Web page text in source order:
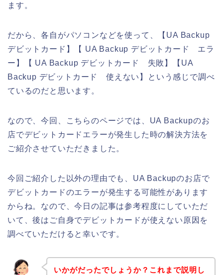
ます。
だから、各自がパソコンなどを使って、【UA Backup
デビットカード】【 UA Backup デビットカード エラ
ー】【 UA Backup デビットカード 失敗】【UA
Backup デビットカード 使えない】という感じで調べ
ているのだと思います。
なので、今回、こちらのページでは、UA Backupのお
店でデビットカードエラーが発生した時の解決方法を
ご紹介させていただきました。
今回ご紹介した以外の理由でも、UA Backupのお店で
デビットカードのエラーが発生する可能性があります
からね。なので、今日の記事は参考程度にしていただ
いて、後はご自身でデビットカードが使えない原因を
調べていただけると幸いです。
いかがだったでしょうか？これまで説明し